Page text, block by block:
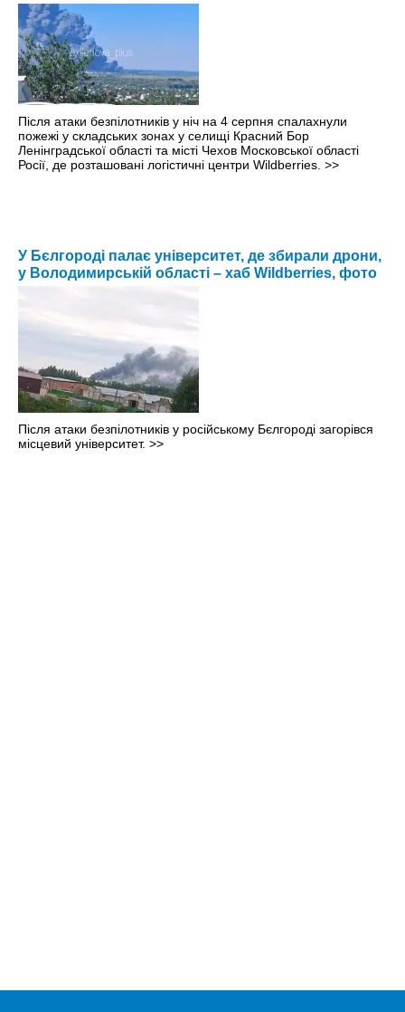
Після атаки безпілотників у ніч на 4 серпня спалахнули
пожежі у складських зонах у селищі Красний Бор
Ленінградської області та місті Чехов Московської області
Росії, де розташовані логістичні центри Wildberries. >>
У Бєлгороді палає університет, де збирали дрони,
у Володимирській області – хаб Wildberries, фото
Після атаки безпілотників у російському Бєлгороді загорівся
місцевий університет. >>